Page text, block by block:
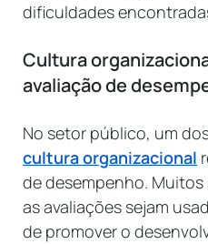
dificuldades
Cultura
avaliação de
No setor público, um
cultura organizacional
de desempenho.
as avaliações sejam
de promover o